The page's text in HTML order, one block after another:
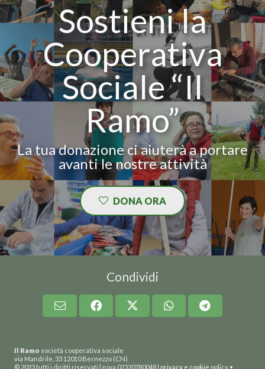
Sostieni la
Cooperativa
Sociale “Il
Ramo”
La tua donazione ci aiuterà a portare
avanti le nostre attività
DONA ORA
Condividi
Il Ramo società cooperativa sociale
via Mandrile, 33 12010 Bernezzo (CN)
© 2023 tutti i diritti riservati | p.iva 02320780048 | privacy e cookie policy •